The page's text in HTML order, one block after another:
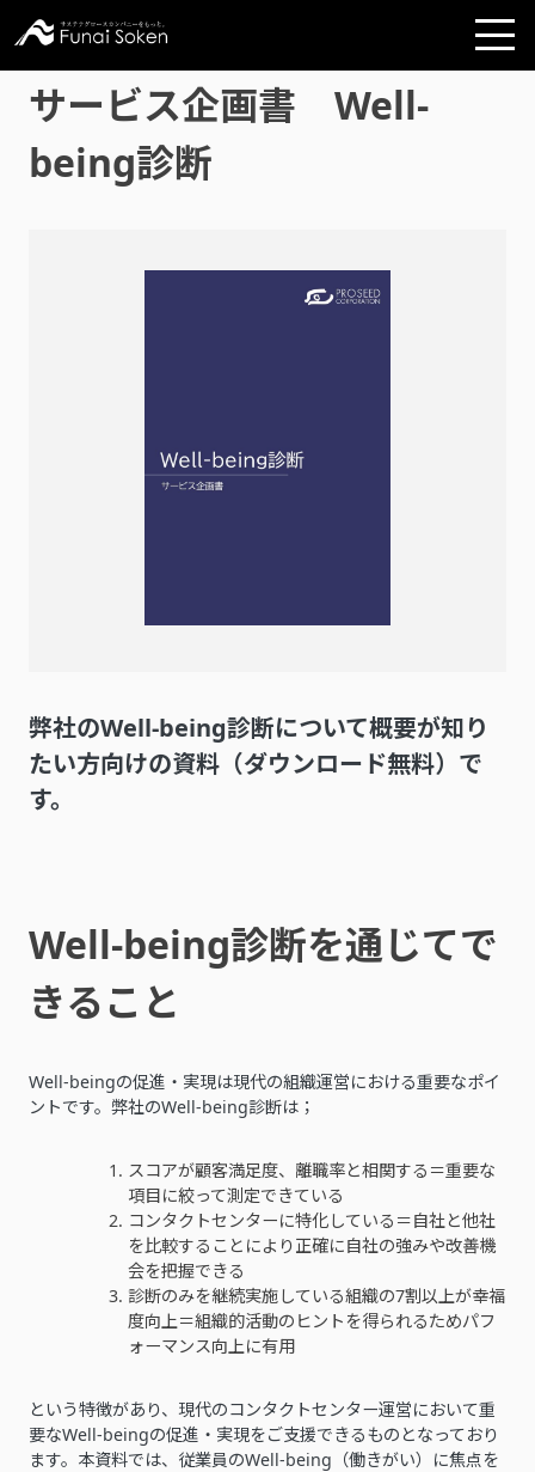
サービス企画書 Well-
being診断
弊社のWell-being診断について概要が知り
たい方向けの資料（ダウンロード無料）で
す。
Well-being診断を通じてで
きること
Well-beingの促進・実現は現代の組織運営における重要なポイ
ントです。弊社のWell-being診断は；
スコアが顧客満足度、離職率と相関する＝重要な
項目に絞って測定できている
コンタクトセンターに特化している＝自社と他社
を比較することにより正確に自社の強みや改善機
会を把握できる
診断のみを継続実施している組織の7割以上が幸福
度向上＝組織的活動のヒントを得られるためパフ
ォーマンス向上に有用
という特徴があり、現代のコンタクトセンター運営において重
要なWell-beingの促進・実現をご支援できるものとなっており
ます。本資料では、従業員のWell-being（働きがい）に焦点を